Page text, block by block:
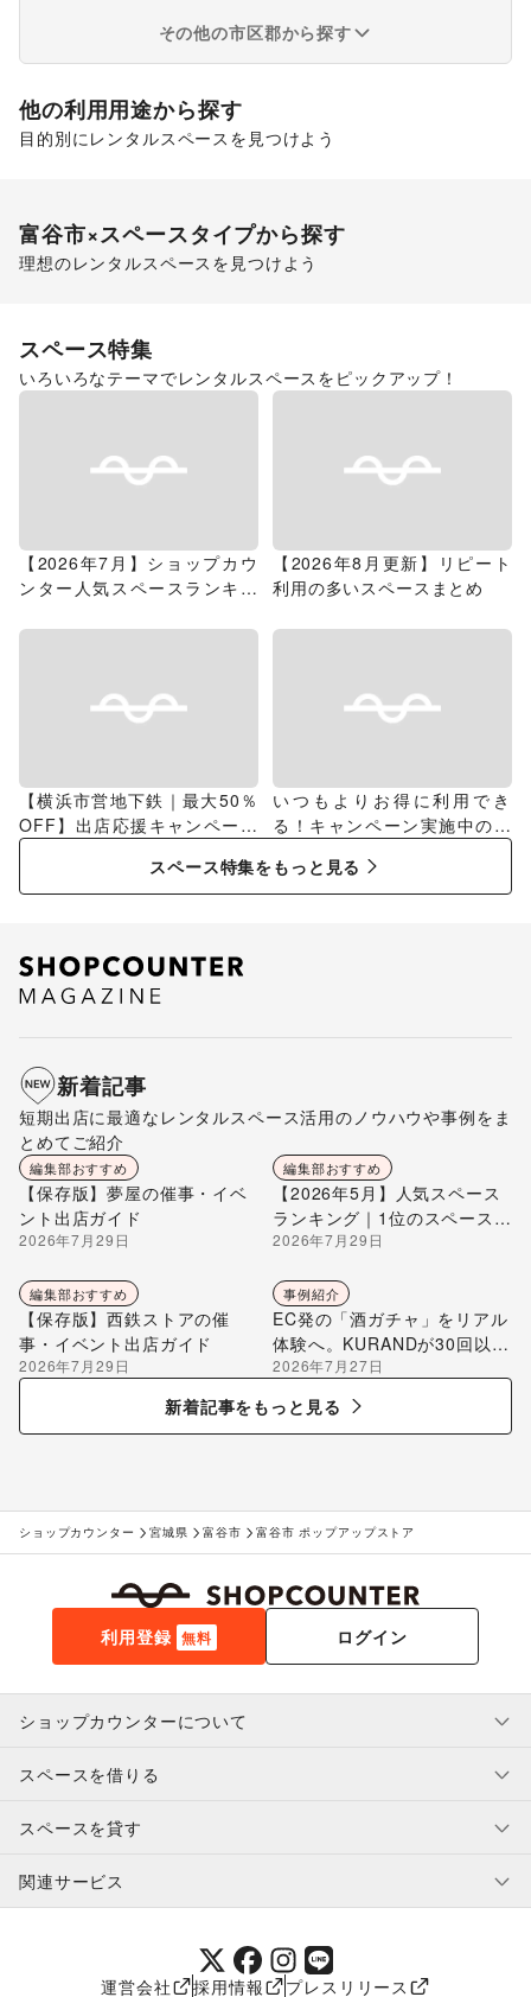
その他の市区郡から探す
他の利用用途から探す
目的別にレンタルスペースを見つけよう
富谷市×スペースタイプから探す
理想のレンタルスペースを見つけよう
スペース特集
いろいろなテーマでレンタルスペースをピックアップ！
【2026年7月】ショップカウ
ンター人気スペースランキン
【2026年8月更新】リピート
利用の多いスペースまとめ
【横浜市営地下鉄｜最大50％
OFF】出店応援キャンペーン
特集
いつもよりお得に利用でき
る！キャンペーン実施中のス
スペース特集をもっと見る
新着記事
短期出店に最適なレンタルスペース活用のノウハウや事例をま
とめてご紹介
編集部おすすめ
【保存版】夢屋の催事・イベ
ント出店ガイド
2026年7月29日
編集部おすすめ
【2026年5月】人気スペース
ランキング｜1位のスペースを
編集部が解説
2026年7月29日
編集部おすすめ
【保存版】西鉄ストアの催
事・イベント出店ガイド
2026年7月29日
事例紹介
EC発の「酒ガチャ」をリアル
体験へ。KURANDが30回以上
のポップアップ出店で届け
る“新しいお酒との出会い”
2026年7月27日
新着記事をもっと見る
ショップカウンター 宮城県 富谷市 富谷市 ポップアップストア
利用登録 無料 ログイン
ショップカウンターについて
利用規約・ガイドライン
特定商取引法に基づく表示
補償プログラム
スペースを借りる
スペースを借りたい人へ
ユーザー利用規約
提携パートナー
スペースを貸す
スペースを貸したい方へ
オーナー利用規約
関連サービス
SHOPCOUNTER MAGAZINE
運営会社 採用情報 プレスリリース